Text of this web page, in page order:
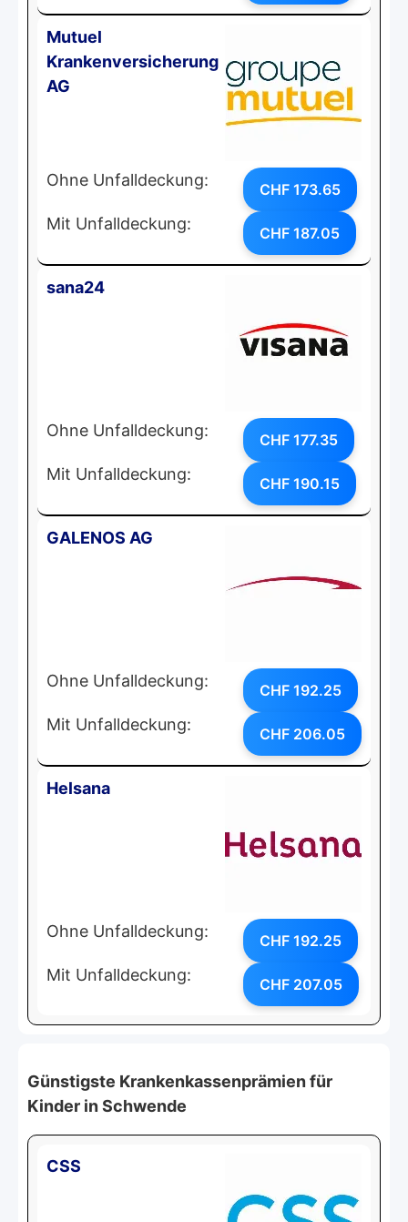
Mutuel
Krankenversicherung
AG
Ohne Unfalldeckung: CHF 173.65
Mit Unfalldeckung: CHF 187.05
sana24
Ohne Unfalldeckung: CHF 177.35
Mit Unfalldeckung: CHF 190.15
GALENOS AG
Ohne Unfalldeckung: CHF 192.25
Mit Unfalldeckung: CHF 206.05
Helsana
Ohne Unfalldeckung: CHF 192.25
Mit Unfalldeckung: CHF 207.05
Günstigste Krankenkassenprämien für
Kinder in Schwende
CSS